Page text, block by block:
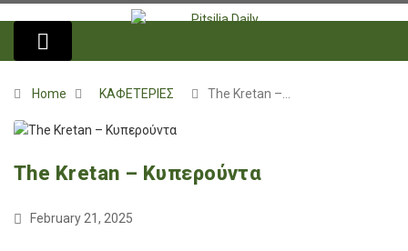
Home ΚΑΦΕΤΕΡΙΕΣ The Kretan –…
The Kretan – Κυπερούντα
February 21, 2025